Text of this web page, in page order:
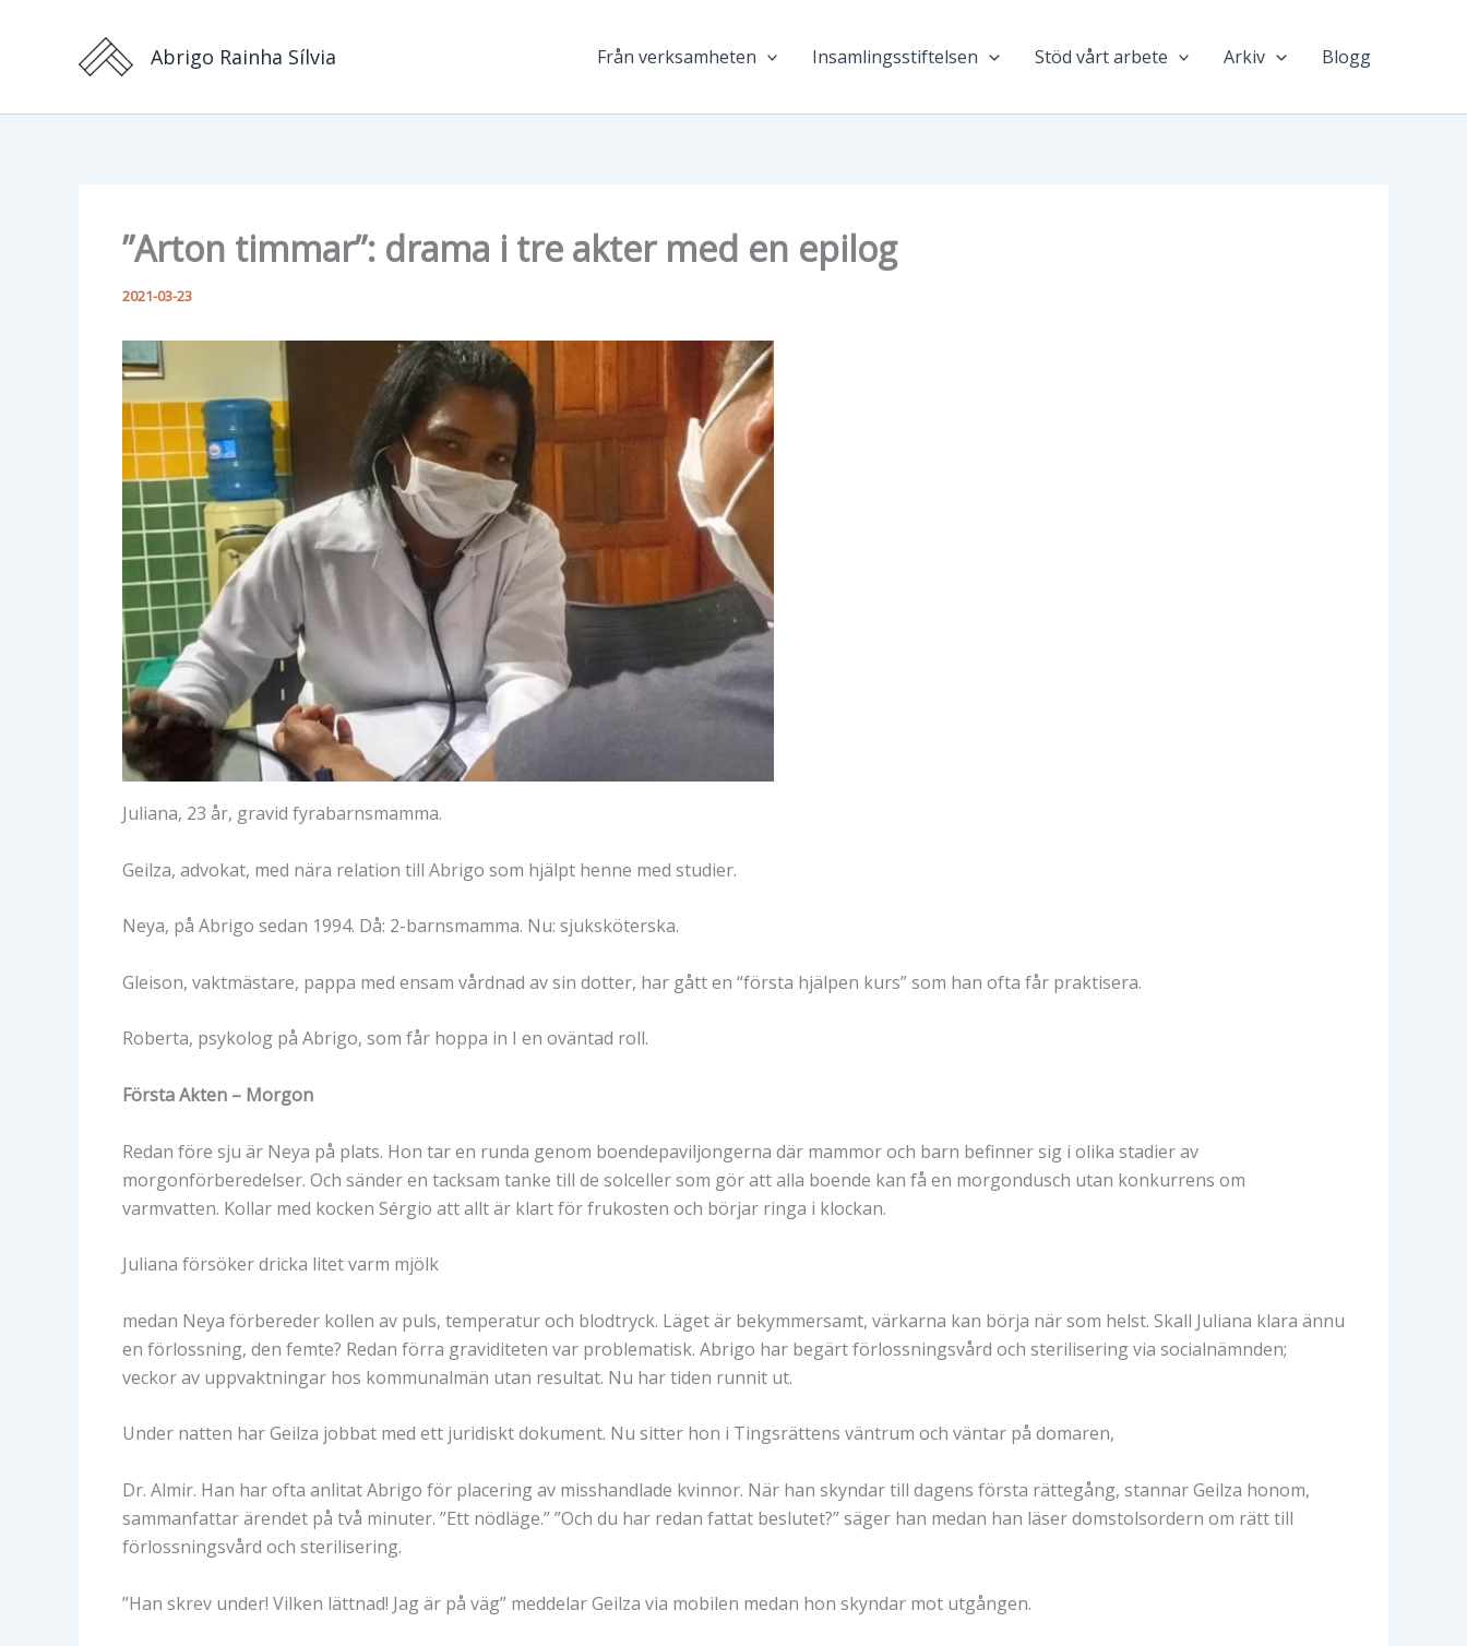
Abrigo Rainha Sílvia Från verksamheten Insamlingsstiftelsen Stöd vårt arbete Arkiv Blogg
”Arton timmar”: drama i tre akter med en epilog
2021-03-23
Juliana, 23 år, gravid fyrabarnsmamma.
Geilza, advokat, med nära relation till Abrigo som hjälpt henne med studier.
Neya, på Abrigo sedan 1994. Då: 2-barnsmamma. Nu: sjuksköterska.
Gleison, vaktmästare, pappa med ensam vårdnad av sin dotter, har gått en “första hjälpen kurs” som han ofta får praktisera.
Roberta, psykolog på Abrigo, som får hoppa in I en oväntad roll.
Första Akten – Morgon
Redan före sju är Neya på plats. Hon tar en runda genom boendepaviljongerna där mammor och barn befinner sig i olika stadier av
morgonförberedelser. Och sänder en tacksam tanke till de solceller som gör att alla boende kan få en morgondusch utan konkurrens om
varmvatten. Kollar med kocken Sérgio att allt är klart för frukosten och börjar ringa i klockan.
Juliana försöker dricka litet varm mjölk
medan Neya förbereder kollen av puls, temperatur och blodtryck. Läget är bekymmersamt, värkarna kan börja när som helst. Skall Juliana klara ännu
en förlossning, den femte? Redan förra graviditeten var problematisk. Abrigo har begärt förlossningsvård och sterilisering via socialnämnden;
veckor av uppvaktningar hos kommunalmän utan resultat. Nu har tiden runnit ut.
Under natten har Geilza jobbat med ett juridiskt dokument. Nu sitter hon i Tingsrättens väntrum och väntar på domaren,
Dr. Almir. Han har ofta anlitat Abrigo för placering av misshandlade kvinnor. När han skyndar till dagens första rättegång, stannar Geilza honom,
sammanfattar ärendet på två minuter. ”Ett nödläge.” ”Och du har redan fattat beslutet?” säger han medan han läser domstolsordern om rätt till
förlossningsvård och sterilisering.
”Han skrev under! Vilken lättnad! Jag är på väg” meddelar Geilza via mobilen medan hon skyndar mot utgången.